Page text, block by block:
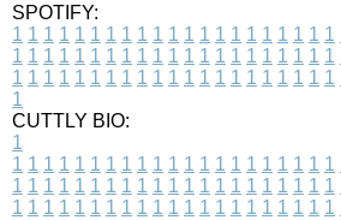
SPOTIFY:
1 1 1 1 1 1 1 1 1 1 1 1 1 1 1 1 1 1 1 1 1
1 1 1 1 1 1 1 1 1 1 1 1 1 1 1 1 1 1 1 1 1
1 1 1 1 1 1 1 1 1 1 1 1 1 1 1 1 1 1 1 1 1
1
CUTTLY BIO:
1
1 1 1 1 1 1 1 1 1 1 1 1 1 1 1 1 1 1 1 1 1
1 1 1 1 1 1 1 1 1 1 1 1 1 1 1 1 1 1 1 1 1
1 1 1 1 1 1 1 1 1 1 1 1 1 1 1 1 1 1 1 1 1